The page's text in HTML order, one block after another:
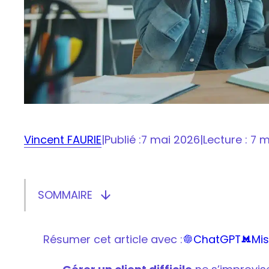
Vincent FAURIE|Publié :7 mai 2026|Lecture : 7
SOMMAIRE Afficher/masquer le sommaire
Comment désamorcer une situation
Résumer cet article avec :ChatGPT